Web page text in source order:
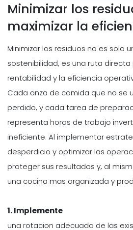
Minimizar los
maximizar la
Minimizar los residuos no es solo
sostenibilidad, es una ruta
rentabilidad y la eficiencia
Cada onza de comida que no se
perdido, y cada tarea de
representa horas de trabajo
ineficiente. Al implementar
desperdicio y optimizar las
proteger sus resultados y, al
una cocina mas organizada y
1. Implemente
una rotacion adecuada de las